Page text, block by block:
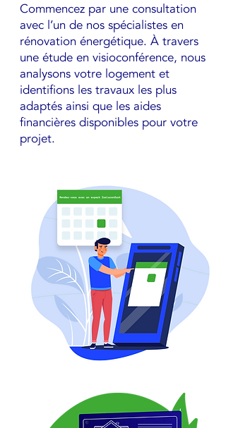
Commencez par une consultation
avec l’un de nos spécialistes en
rénovation énergétique. À travers
une étude en visioconférence, nous
analysons votre logement et
identifions les travaux les plus
adaptés ainsi que les aides
financières disponibles pour votre
projet.